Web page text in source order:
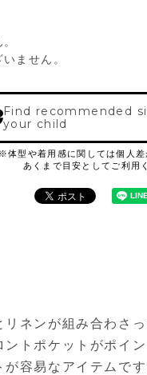
ません。
Find recommended
your child
リネンが組み合わさ
ントポケットがポイ
が容易なアイテムで